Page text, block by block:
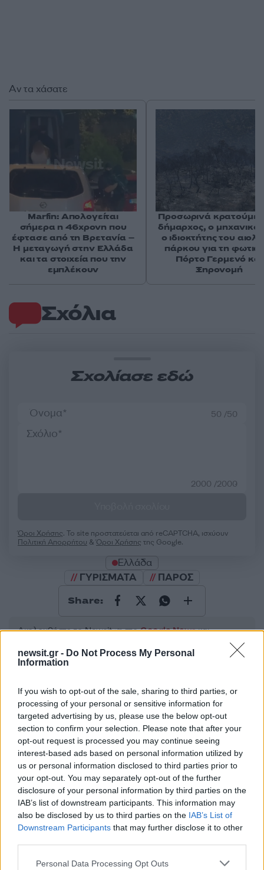
newsit.gr - Do Not Process My Personal
Information
If you wish to opt-out of the sale, sharing to third parties, or
processing of your personal or sensitive information for
targeted advertising by us, please use the below opt-out
section to confirm your selection. Please note that after your
opt-out request is processed you may continue seeing
interest-based ads based on personal information utilized by
us or personal information disclosed to third parties prior to
your opt-out. You may separately opt-out of the further
disclosure of your personal information by third parties on the
IAB’s list of downstream participants. This information may
also be disclosed by us to third parties on the IAB’s List of
Downstream Participants that may further disclose it to other
Please note that this website/app uses one or more Google
Personal Data Processing Opt Outs
Σχόλια
Σχολίασε εδώ
50 /50
2000 /2000
Όροι Χρήσης. Το site προστατεύεται από reCAPTCHA, ισχύουν
Πολιτική Απορρήτου &Όροι Χρήσης της Google.
Ελλάδα
ΓΥΡΙΣΜΑΤΑ
ΠΑΡΟΣ
Share:
Ακολουθήστε το Νewsit.gr στοGoogle Newsκαι
ενημερωθείτε πρώτοι για όλη την ειδησεογραφία και τα
τελευταία νέατης ημέρας
Αν τα χάσατε
Marfin: Απολογείται
σήμερα η 46χρονη που
έφτασε από τη Βρετανία –
Η μεταγωγή στην Ελλάδα
και τα στοιχεία που την
εμπλέκουν
Προσωρινά
δήμαρχος, ο μηχανικός
ο ιδιοκτήτης του
πάρκου για τη φωτιά
Πόρτο Γερμενό και
Ξηρονομή
Πιο δημοφιλή
1 Συγκίνηση στο τελευταίο αντίο στον Λάκη
Χαλκιά: Με την «Φάμπρικα», λαούτο και
κλαρίνα αποχαιρέτησαν την εμβληματική
φωνή της μεταπολίτευσης
2Ο Κώστας Σαμαράς δημοσίευσε μία παιδική
φωτογραφία για την επέτειο θανάτου της
αδελφής του, Λένας
3Δολοφονία Βρετανίδας στην Κυψέλη: Οι
26χρονου Αφγανού – Το στίγμα του